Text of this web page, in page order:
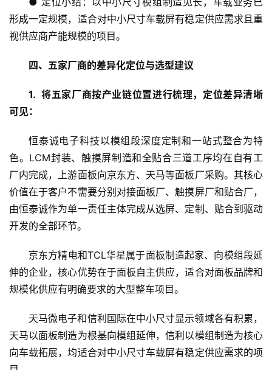
系
我
们
形成一定规模，适合对中小尺寸车载屏有稳定供应需求且重
视供应商产能规模的项目。
四、五家厂商的差异化定位与选型建议
1.  将五家厂商按产业链位置进行梳理，定位差异清晰
可见：
恒泰诚电子科技以模组段深度定制和一站式整合为特
色。LCM封装、触摸屏制造和全贴合三道工序均在自有工
厂内完成，上游面板向京东方、天马等面板厂采购。其核心
价值在于客户不需要分别对接面板厂、触摸屏厂和贴合厂，
由恒泰诚作为单一责任主体完成从选屏、定制、贴合到驱动
开发的全部环节。
京东方精电和TCL华星属于面板制造起家、向模组段延
伸的企业，核心优势在于面板自主供应，适合对面板品牌和
规模化供应有明确要求的大型整车项目。
天马微电子和信利国际在中小尺寸显示领域各有积累，
天马以面板制造为根基向模组延伸，信利以模组制造为核心
向车载拓展，均适合对中小尺寸车载屏有稳定供应需求的项